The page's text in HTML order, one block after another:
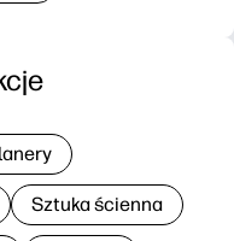
Sztuka ścienna